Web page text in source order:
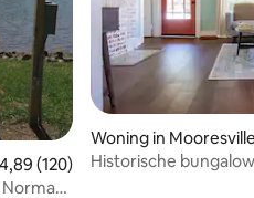
beoordeling van 4,89
4,89 (120)
Woning in Mooresville
Historische